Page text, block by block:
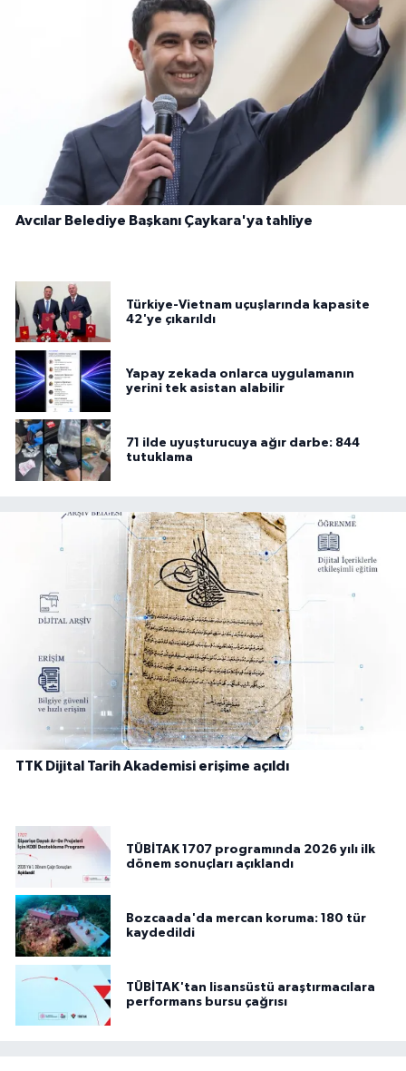
Avcılar Belediye Başkanı Çaykara'ya tahliye
Türkiye-Vietnam uçuşlarında kapasite
42'ye çıkarıldı
Yapay zekada onlarca uygulamanın
yerini tek asistan alabilir
71 ilde uyuşturucuya ağır darbe: 844
tutuklama
TTK Dijital Tarih Akademisi erişime açıldı
TÜBİTAK 1707 programında 2026 yılı ilk
dönem sonuçları açıklandı
Bozcaada'da mercan koruma: 180 tür
kaydedildi
TÜBİTAK'tan lisansüstü araştırmacılara
performans bursu çağrısı